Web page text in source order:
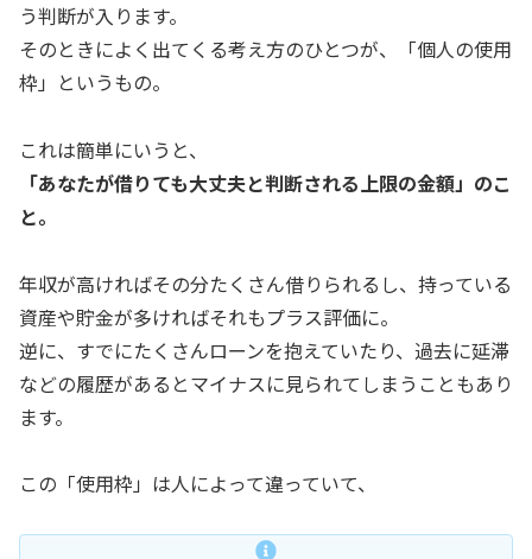
う判断が入ります。
そのときによく出てくる考え方のひとつが、「個人の使用
枠」というもの。
これは簡単にいうと、
「あなたが借りても大丈夫と判断される上限の金額」のこ
と。
年収が高ければその分たくさん借りられるし、持っている
資産や貯金が多ければそれもプラス評価に。
逆に、すでにたくさんローンを抱えていたり、過去に延滞
などの履歴があるとマイナスに見られてしまうこともあり
ます。
この「使用枠」は人によって違っていて、